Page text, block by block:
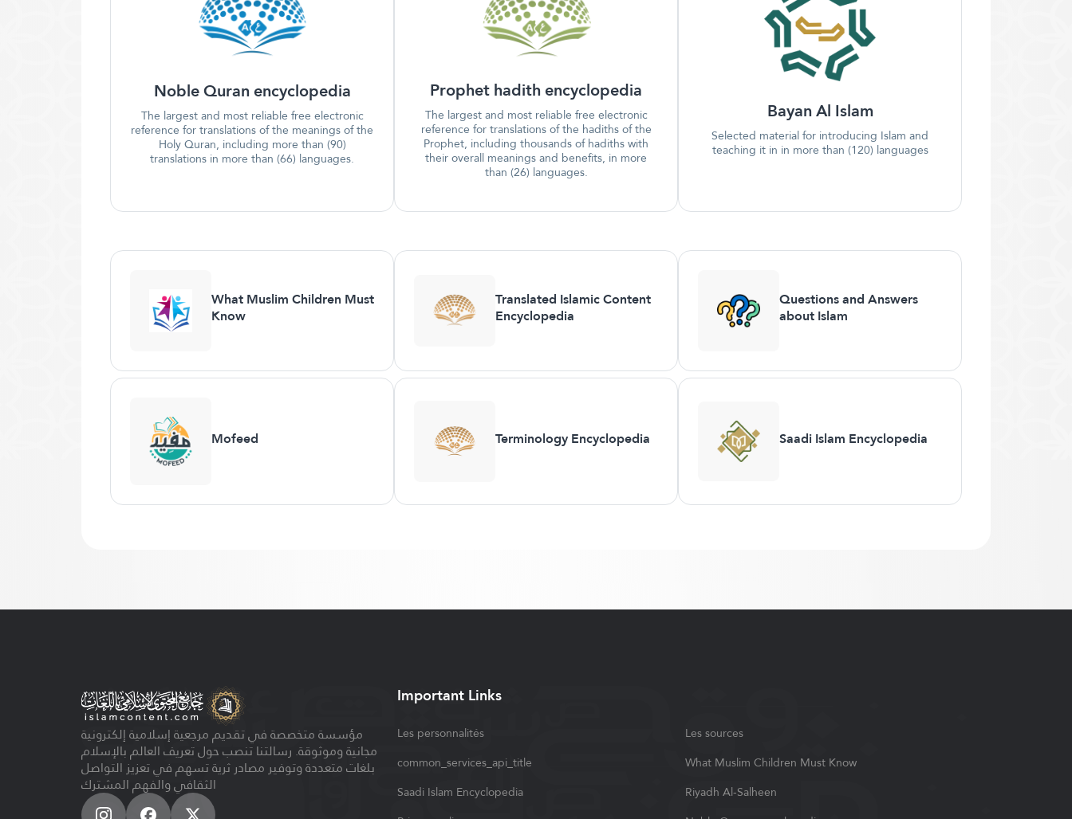
Noble Quran encyclopedia
The largest and most reliable free electronic
reference for translations of the meanings of the
Holy Quran, including more than (90)
translations in more than (66) languages.
Prophet hadith encyclopedia
The largest and most reliable free electronic
reference for translations of the hadiths of the
Prophet, including thousands of hadiths with
their overall meanings and benefits, in more
than (26) languages.
Bayan Al Islam
Selected material for introducing Islam and
teaching it in in more than (120) languages
What Muslim Children Must
Know
Translated Islamic Content
Encyclopedia
Questions and Answers
about Islam
Mofeed Terminology Encyclopedia Saadi Islam Encyclopedia
مؤسسة متخصصة في تقديم مرجعية إسلامية إلكترونية
مجانية وموثوقة. رسالتنا تنصب حول تعريف العالم بالإسلام
بلغات متعددة وتوفير مصادر ثرية تسهم في تعزيز التواصل
الثقافي والفهم المشترك
Important Links
Les personnalités
Les sources
common_services_api_title
What Muslim Children Must Know
Saadi Islam Encyclopedia
Riyadh Al-Salheen